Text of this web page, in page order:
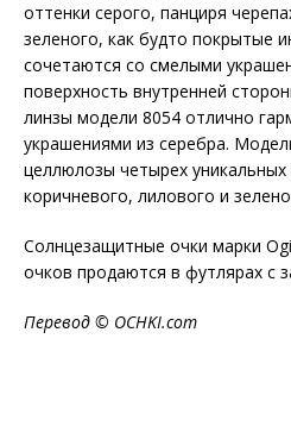
оттенки серого, панциря
зеленого, как будто покрытые
сочетаются со смелыми
поверхность внутренней
линзы модели 8054 отлично
украшениями из серебра.
целлюлозы четырех уникальных
коричневого, лилового и
Солнцезащитные очки марки
очков продаются в футлярах с
Перевод © OCHKI.com